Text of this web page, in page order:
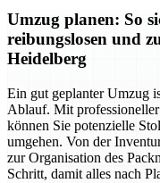
Umzug planen: So
reibungslosen und
Heidelberg
Ein gut geplanter Umzug
Ablauf. Mit
können Sie potenzielle
umgehen. Von der
zur Organisation des
Schritt, damit alles nach